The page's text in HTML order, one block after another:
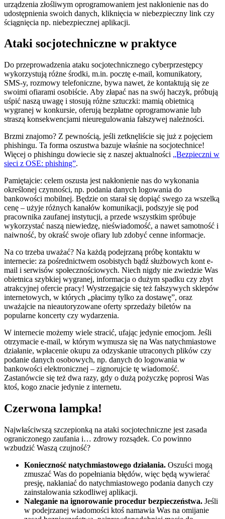
urządzenia złośliwym oprogramowaniem jest nakłonienie nas do
udostępnienia swoich danych, kliknięcia w niebezpieczny link czy
ściągnięcia np. niebezpiecznej aplikacji.
Ataki socjotechniczne w praktyce
Do przeprowadzenia ataku socjotechnicznego cyberprzestępcy
wykorzystują różne środki, m.in. pocztę e-mail, komunikatory,
SMS-y, rozmowy telefoniczne, bywa nawet, że kontaktują się ze
swoimi ofiarami osobiście. Aby złapać nas na swój haczyk, próbują
uśpić naszą uwagę i stosują różne sztuczki: mamią obietnicą
wygranej w konkursie, oferują bezpłatne oprogramowanie lub
straszą konsekwencjami nieuregulowania fałszywej należności.
Brzmi znajomo? Z pewnością, jeśli zetknęliście się już z pojęciem
phishingu. Ta forma oszustwa bazuje właśnie na socjotechnice!
Więcej o phishingu dowiecie się z naszej aktualności „Bezpieczni w
sieci z OSE: phishing”.
Pamiętajcie: celem oszusta jest nakłonienie nas do wykonania
określonej czynności, np. podania danych logowania do
bankowości mobilnej. Będzie on starał się dopiąć swego za wszelką
cenę – użyje różnych kanałów komunikacji, podszyje się pod
pracownika zaufanej instytucji, a przede wszystkim spróbuje
wykorzystać naszą niewiedzę, nieświadomość, a nawet samotność i
naiwność, by okraść swoje ofiary lub zdobyć cenne informacje.
Na co trzeba uważać? Na każdą podejrzaną próbę kontaktu w
internecie: za pośrednictwem osobistych bądź służbowych kont e-
mail i serwisów społecznościowych. Niech nigdy nie zwiedzie Was
obietnica szybkiej wygranej, informacja o dużym spadku czy zbyt
atrakcyjnej ofercie pracy! Wystrzegajcie się też fałszywych sklepów
internetowych, w których „płacimy tylko za dostawę”, oraz
uważajcie na nieautoryzowane oferty sprzedaży biletów na
popularne koncerty czy wydarzenia.
W internecie możemy wiele stracić, ufając jedynie emocjom. Jeśli
otrzymacie e-mail, w którym wymusza się na Was natychmiastowe
działanie, wpłacenie okupu za odzyskanie utraconych plików czy
podanie danych osobowych, np. danych do logowania w
bankowości elektronicznej – zignorujcie tę wiadomość.
Zastanówcie się też dwa razy, gdy o dużą pożyczkę poprosi Was
ktoś, kogo znacie jedynie z internetu.
Czerwona lampka!
Najwłaściwszą szczepionką na ataki socjotechniczne jest zasada
ograniczonego zaufania i… zdrowy rozsądek. Co powinno
wzbudzić Waszą czujność?
Konieczność natychmiastowego działania. Oszuści mogą
zmuszać Was do popełniania błędów, więc będą wywierać
presję, nakłaniać do natychmiastowego podania danych czy
zainstalowania szkodliwej aplikacji.
Naleganie na ignorowanie procedur bezpieczeństwa. Jeśli
w podejrzanej wiadomości ktoś namawia Was na omijanie